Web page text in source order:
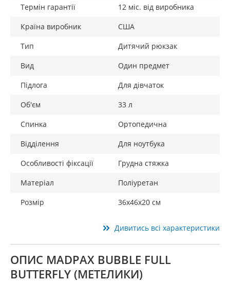
Термін гарантії
12 міс. від виробника
Країна виробник
США
Тип
Дитячий рюкзак
Вид
Один предмет
Підлога
Для дівчаток
Об'єм
33 л
Спинка
Ортопедична
Відділення
Для ноутбука
Особливості фіксації
Грудна стяжка
Матеріал
Поліуретан
Розмір
36x46x20 см
Дивитись всі характеристики
ОПИС MADPAX BUBBLE FULL
BUTTERFLY (МЕТЕЛИКИ)